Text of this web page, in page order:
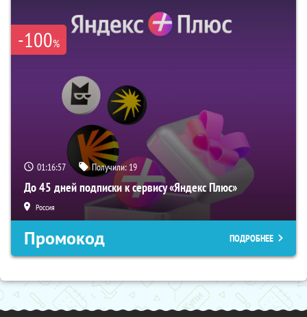
-100%
01:16:56 Получили: 19
До 45 дней подписки к сервису «Яндекс Плюс»
Россия
Промокод ПОДРОБНЕЕ